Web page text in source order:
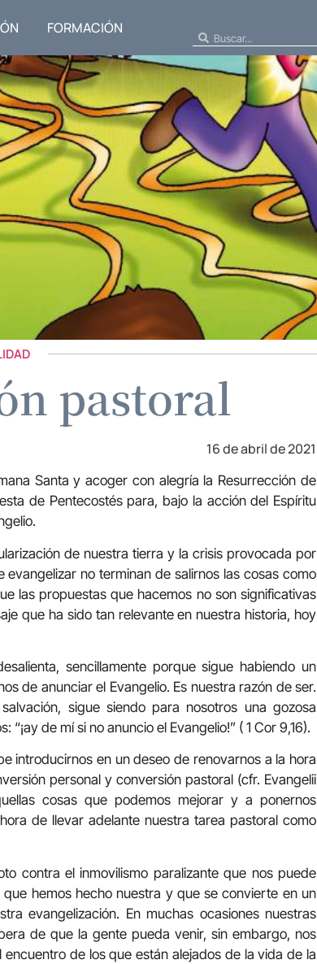
FORMACIÓN
pastoral
16 de abril de 2021
Santa y acoger con alegría la Resurrección de
de Pentecostés para, bajo la acción del Espíritu
de nuestra tierra y la crisis provocada por
no terminan de salirnos las cosas como
las propuestas que hacemos no son significativas
que ha sido tan relevante en nuestra historia, hoy
sencillamente porque sigue habiendo un
de anunciar el Evangelio. Es nuestra razón de ser.
sigue siendo para nosotros una gozosa
de mí si no anuncio el Evangelio!” ( 1 Cor 9,16).
introducirnos en un deseo de renovarnos a la hora
personal y conversión pastoral (cfr. Evangelii
cosas que podemos mejorar y a ponernos
de llevar adelante nuestra tarea pastoral como
contra el inmovilismo paralizante que nos puede
hemos hecho nuestra y que se convierte en un
evangelización. En muchas ocasiones nuestras
de que la gente pueda venir, sin embargo, nos
de los que están alejados de la vida de la